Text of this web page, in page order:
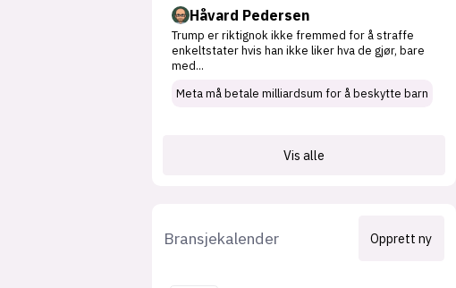
Håvard Pedersen
Trump er riktignok ikke fremmed for å straffe
enkeltstater hvis han ikke liker hva de gjør, bare
med...
Meta må betale milliardsum for å beskytte barn
Vis alle
Bransjekalender Opprett ny